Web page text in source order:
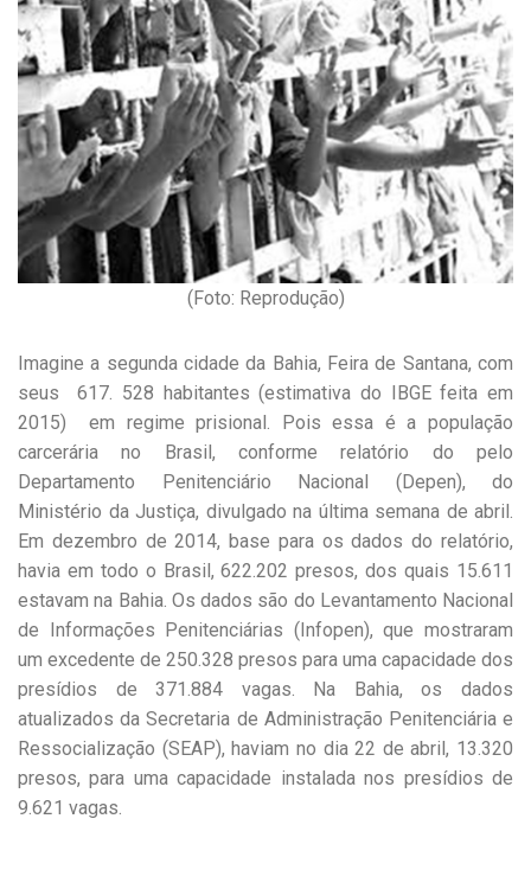
(Foto: Reprodução)
Imagine a segunda cidade da Bahia, Feira de Santana, com
seus 617. 528 habitantes (estimativa do IBGE feita em
2015) em regime prisional. Pois essa é a população
carcerária no Brasil, conforme relatório do pelo
Departamento Penitenciário Nacional (Depen), do
Ministério da Justiça, divulgado na última semana de abril.
Em dezembro de 2014, base para os dados do relatório,
havia em todo o Brasil, 622.202 presos, dos quais 15.611
estavam na Bahia. Os dados são do Levantamento Nacional
de Informações Penitenciárias (Infopen), que mostraram
um excedente de 250.328 presos para uma capacidade dos
presídios de 371.884 vagas. Na Bahia, os dados
atualizados da Secretaria de Administração Penitenciária e
Ressocialização (SEAP), haviam no dia 22 de abril, 13.320
presos, para uma capacidade instalada nos presídios de
9.621 vagas.